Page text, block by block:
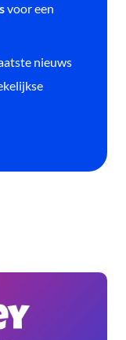
voor een
nieuws